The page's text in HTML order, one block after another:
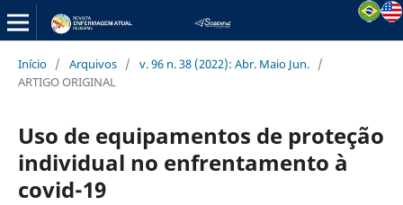
Início / Arquivos / v. 96 n. 38 (2022): Abr. Maio Jun. /
ARTIGO ORIGINAL
Uso de equipamentos de proteção
individual no enfrentamento à
covid-19